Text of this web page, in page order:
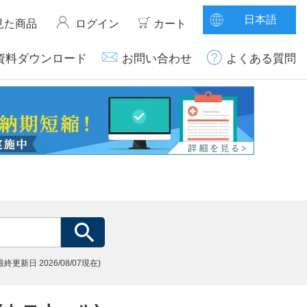
た商品 ログイン カート 日本語
料ダウンロード お問い合わせ よくある質問
終更新日 2026/08/07現在)